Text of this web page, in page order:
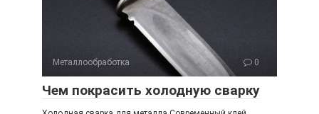
Металлообработка 0
Чем покрасить холодную сварку